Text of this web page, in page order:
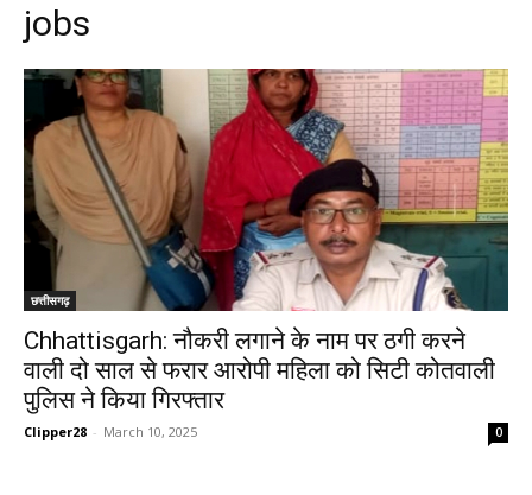
jobs
छत्तीसगढ़
Chhattisgarh: नौकरी लगाने के नाम पर ठगी करने
वाली दो साल से फरार आरोपी महिला को सिटी कोतवाली
पुलिस ने किया गिरफ्तार
Clipper28 - March 10, 2025 0